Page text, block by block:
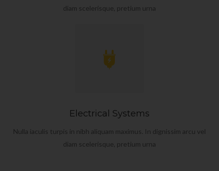
diam scelerisque, pretium urna
Electrical Systems
Nulla iaculis turpis in nibh aliquam maximus. In dignissim arcu vel
diam scelerisque, pretium urna